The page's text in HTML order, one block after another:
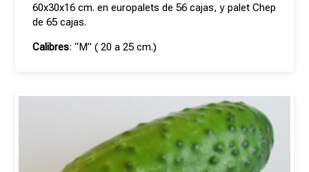
60x30x16 cm. en europalets de 56 cajas, y palet Chep
de 65 cajas.
Calibres: “M” ( 20 a 25 cm.)